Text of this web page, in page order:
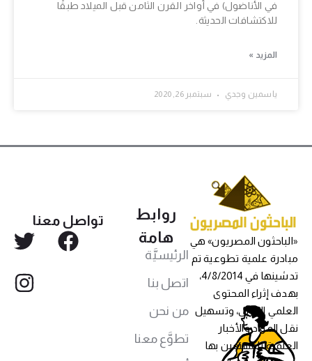
في الأناضول) في أواخر القرن الثامن قبل الميلاد طبقًا
للاكتشافات الحديثة.
المزيد »
ياسمين وجدي سبتمبر 26, 2020
«الباحثون المصريون» هي
مبادرة علمية تطوعية تم
تدشينها في 4/8/2014،
بهدف إثراء المحتوى
العلمي العربي، وتسهيل
نقل المواد والأخبار
العلمية للمهتمين بها
روابط
هامة
الرئيسيَّة
اتصل بنا
من نحن
تطوَّع معنا
تواصل معنا